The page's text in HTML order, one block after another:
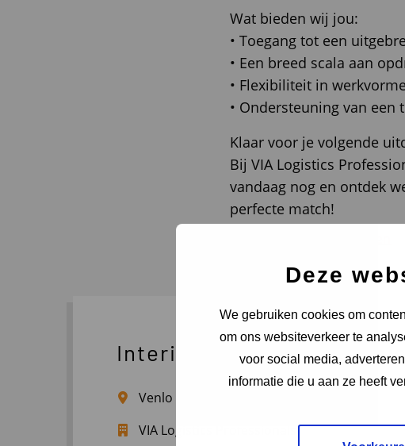
Deze
We gebruiken cookies om
om ons websiteverkeer te
voor social media,
informatie die u aan ze heeft
Wat bieden wij jou:
• Toegang tot een
• Een breed scala aan
• Flexibiliteit in
• Ondersteuning van
Klaar voor je volgende
Bij VIA Logistics
vandaag nog en ontdek
perfecte match!
Interim Professional
Venlo
VIA Logistics Professionals